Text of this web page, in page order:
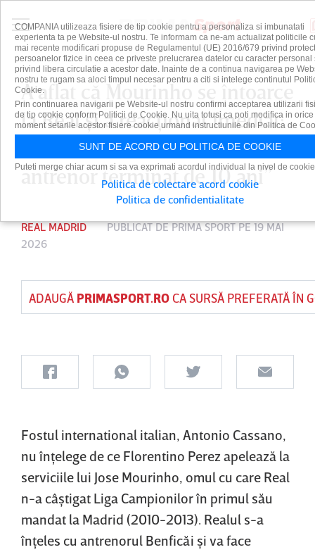
A aflat că Mourinho se întoarce
la Real şi a reacţionat imediat:
”E nebunia nebuniilor, un
antrenor terminat de 10 ani”
REAL MADRID PUBLICAT DEPRIMA SPORTPE 19 MAI
2026
ADAUGĂ PRIMASPORT.ROCA SURSĂ PREFERATĂ ÎN
Fostul international italian, Antonio Cassano,
nu înţelege de ce Florentino Perez apelează la
serviciile lui Jose Mourinho, omul cu care Real
n-a câştigat Liga Campionilor în primul său
mandat la Madrid (2010-2013). Realul s-a
înţeles cu antrenorul Benficăi şi va face
COMPANIA utilizeaza fisiere de tip cookie pentru a personaliza si imbunatati
experienta ta pe Website-ul nostru. Te informam ca ne-am actualizat politicile
mai recente modificari propuse de Regulamentul (UE) 2016/679 privind
persoanelor fizice in ceea ce priveste prelucrarea datelor cu caracter personal
privind libera circulatie a acestor date. Inainte de a continua navigarea pe
nostru te rugam sa aloci timpul necesar pentru a citi si intelege continutul
Cookie.
Prin continuarea navigarii pe Website-ul nostru confirmi acceptarea utilizarii
de tip cookie conform Politicii de Cookie. Nu uita totusi ca poti modifica in orice
moment setarile acestor fisiere cookie urmand instructiunile din Politica de
SUNT DE ACORD CU POLITICA DE COOKIE
Puteti merge chiar acum si sa va exprimati acordul individual la nivel de
Politica de colectare acord cookie
Politica de confidentialitate